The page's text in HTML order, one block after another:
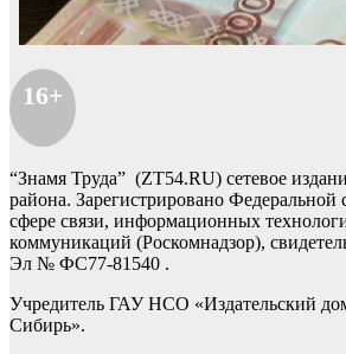
16+
“Знамя Труда” (ZT54.RU) сетевое
района. Зарегистрировано Федеральной
сфере связи, информационных
коммуникаций (Роскомнадзор),
Эл № ФС77-81540 .
Учредитель ГАУ НСО «Издательский
Сибирь».